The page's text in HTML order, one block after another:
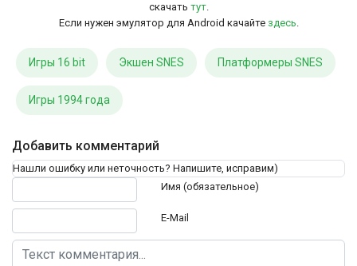
скачать тут.
Если нужен эмулятор для Android качайте здесь.
Игры 16 bit Экшен SNES Платформеры SNES
Игры 1994 года
Добавить комментарий
Нашли ошибку или неточность? Напишите, исправим)
Имя (обязательное)
E-Mail